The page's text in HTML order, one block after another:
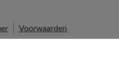
Voorwaarden